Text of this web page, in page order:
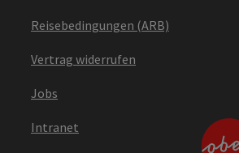
Reisebedingungen (ARB)
Vertrag widerrufen
Jobs
Intranet